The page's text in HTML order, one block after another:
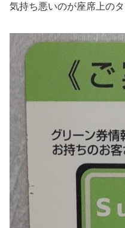
気持ち悪いのが座席上のタ